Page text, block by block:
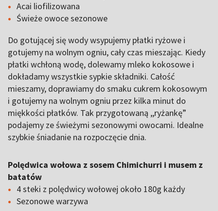
Acai liofilizowana
Świeże owoce sezonowe
Do gotującej się wody wsypujemy płatki ryżowe i
gotujemy na wolnym ogniu, cały czas mieszając. Kiedy
płatki wchłoną wodę, dolewamy mleko kokosowe i
dokładamy wszystkie sypkie składniki. Całość
mieszamy, doprawiamy do smaku cukrem kokosowym
i gotujemy na wolnym ogniu przez kilka minut do
miękkości płatków. Tak przygotowaną ,,ryżankę”
podajemy ze świeżymi sezonowymi owocami. Idealne
szybkie śniadanie na rozpoczęcie dnia.
Polędwica wołowa z sosem Chimichurri i musem z
batatów
4 steki z polędwicy wołowej około 180g każdy
Sezonowe warzywa